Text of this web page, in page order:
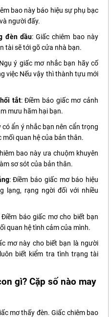
bao này báo hiệu sự phụ bạc
người đấy.
đèn dầu: Giấc chiêm bao này
tài sẽ tới gõ cửa nhà bạn.
ý giấc mơ nhắc bạn hãy cố
việc Nếu vậy thì thành tựu mới
tắt: Điềm báo giấc mơ cảnh
mưu hãm hại bạn.
có ẩn ý nhắc bạn nên cẩn trọng
mối quan hệ của bản thân.
bao này ưa chuộm khuyên
sơ sót của bản thân.
: Điềm báo giấc mơ báo hiệu
lạng, rạng ngời đối với nhiều
Điềm báo giấc mơ cho biết bạn
quan hệ tình cảm của mình.
mơ này cho biết bạn là người
biết kiểm tra tình trạng tài
gì? Cặp số nào may
mơ thấy đèn. Giấc chiêm bao